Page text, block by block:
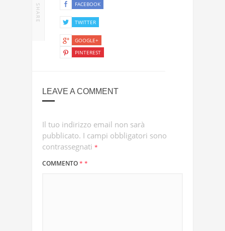
SHARE FACEBOOK
TWITTER
GOOGLE+
PINTEREST
LEAVE A COMMENT
Il tuo indirizzo email non sarà
pubblicato. I campi obbligatori sono
contrassegnati *
COMMENTO* *